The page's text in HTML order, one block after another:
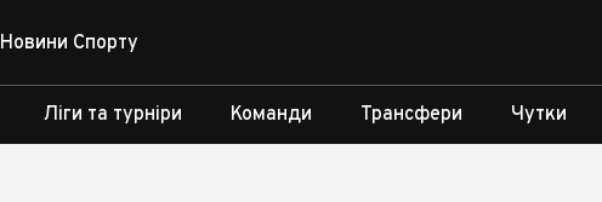
Новини Спорту
Ліги та турніри Команди Трансфери Чутки